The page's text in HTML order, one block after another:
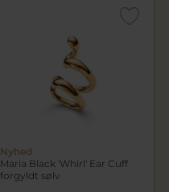
Nyhed
Maria Black 'Whirl' Ear Cuff
forgyldt sølv